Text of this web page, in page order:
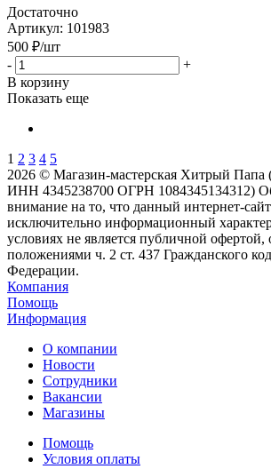
Достаточно
Артикул: 101983
500 ₽/шт
-
+
В корзину
Показать еще
1 2 3 4 5
2026 © Магазин-мастерская Хитрый
ИНН 4345238700 ОГРН 1084345134312)
внимание на то, что данный интернет-
исключительно информационный
условиях не является публичной офертой,
положениями ч. 2 ст. 437 Гражданского
Федерации.
Компания
Помощь
Информация
О компании
Новости
Сотрудники
Вакансии
Магазины
Помощь
Условия оплаты